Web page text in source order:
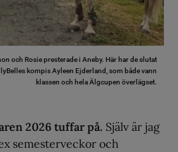
och Rosie presterade i Aneby. Här har de slutat
kompis Ayleen Ejderland, som både vann
klassen och hela Älgcupen överlägset.
2026 tuffar på. Själv är jag
semesterveckor och